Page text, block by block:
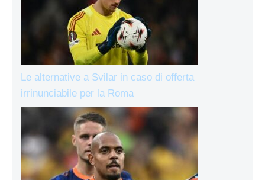
Le alternative a Svilar in caso di offerta
irrinunciabile per la Roma